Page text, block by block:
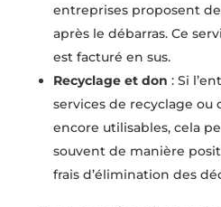
entreprises proposent
après le débarras. Ce
est facturé en sus.
Recyclage et don : Si
services de recyclage ou
encore utilisables, cela
souvent de manière
frais d’élimination des